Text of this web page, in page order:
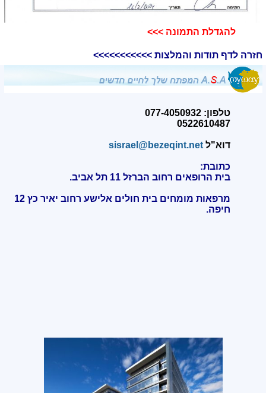
חזרה לדף תודות והמלצות >>>>>>>>>>>
להגדלת התמונה >>>​
טלפון: 077-4050932
0522610487
דוא"לsisrael@bezeqint.net
כתובת:
בית הרופאים רחוב הברזל 11 תל אביב.
מרפאות מומחים בית חולים אלישע רחוב יאיר כץ 12
חיפה.